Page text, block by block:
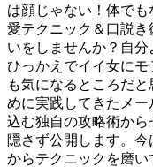
は顔じゃない！体で
愛テクニック＆口説
いをしませんか？自
ひっかえでイイ女に
も気になるところだ
めに実践してきたメ
込む独自の攻略術か
隠さず公開します。
からテクニックを磨